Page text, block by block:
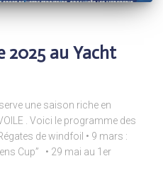
2025 au Yacht
une saison riche en
. Voici le programme des
de windfoil • 9 mars :
Cup” • 29 mai au 1er